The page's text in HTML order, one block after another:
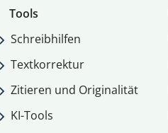
Tools
Schreibhilfen
Textkorrektur
Zitieren und Originalität
KI-Tools